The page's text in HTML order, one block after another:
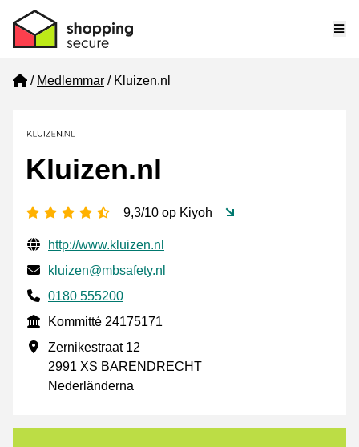
Home
Medlemmar Kluizen.nl
Kluizen.nl
[_General:NumberOfStarsPluralFormat]
9,3/10 op Kiyoh
Verifierade kontaktuppgifter
Website URL
http://www.kluizen.nl
E-post
kluizen@mbsafety.nl
Phone number
0180 555200
Kommitté
Kommitté 24175171
Företagsadress
Zernikestraat 12
2991 XS BARENDRECHT
Nederländerna